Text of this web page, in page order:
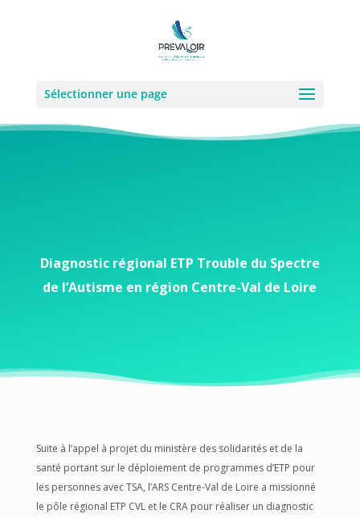
Sélectionner une page
Diagnostic régional ETP Trouble du Spectre
de l’Autisme en région Centre-Val de Loire
Suite à l’appel à projet du ministère des solidarités et de la
santé portant sur le déploiement de programmes d’ETP pour
les personnes avec TSA, l’ARS Centre-Val de Loire a missionné
le pôle régional ETP CVL et le CRA pour réaliser un diagnostic